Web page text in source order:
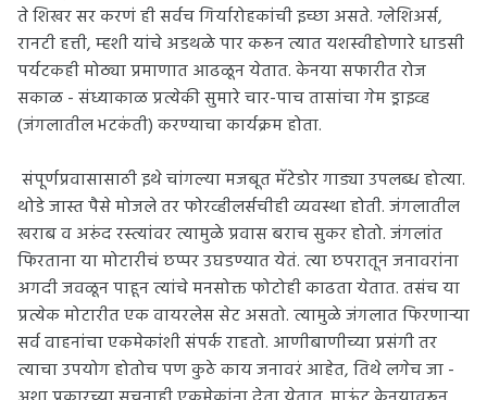
ते शिखर सर करणं ही सर्वच गिर्यारोहकांची इच्छा असते. ग्लेशिअर्स,
रानटी हत्ती, म्हशी यांचे अडथळे पार करून त्यात यशस्वीहोणारे धाडसी
पर्यटकही मोठ्या प्रमाणात आढळून येतात. केनया सफारीत रोज
सकाळ - संध्याकाळ प्रत्येकी सुमारे चार-पाच तासांचा गेम ड्राइव्ह
(जंगलातील भटकंती) करण्याचा कार्यक्रम होता.
संपूर्णप्रवासासाठी इथे चांगल्या मजबूत मॅटेडोर गाड्या उपलब्ध होत्या.
थोडे जास्त पैसे मोजले तर फोरव्हीलर्सचीही व्यवस्था होती. जंगलातील
खराब व अरुंद रस्त्यांवर त्यामुळे प्रवास बराच सुकर होतो. जंगलांत
फिरताना या मोटारीचं छप्पर उघडण्यात येतं. त्या छपरातून जनावरांना
अगदी जवळून पाहून त्यांचे मनसोक्त फोटोही काढता येतात. तसंच या
प्रत्येक मोटारीत एक वायरलेस सेट असतो. त्यामुळे जंगलात फिरणाऱ्या
सर्व वाहनांचा एकमेकांशी संपर्क राहतो. आणीबाणीच्या प्रसंगी तर
त्याचा उपयोग होतोच पण कुठे काय जनावरं आहेत, तिथे लगेच जा -